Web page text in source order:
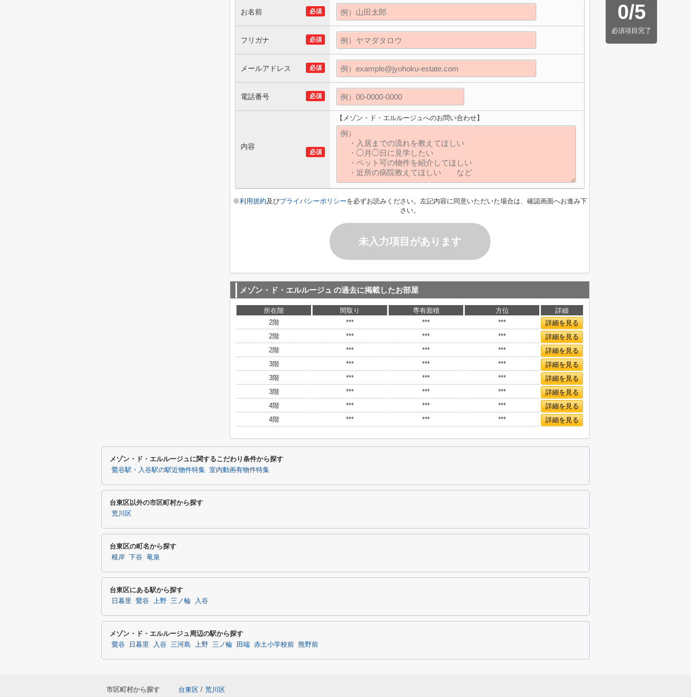
0/5
必須項目完了
必須
お名前
必須
フリガナ
必須
メールアドレス
必須
電話番号
必須
内容
【メゾン・ド・エルルージュへのお問い合わせ】
※利用規約及びプライバシーポリシーを必ずお読みください。左記内容に同意いただいた場合は、確認画面へお進み下
さい。
未入力項目があります
メゾン・ド・エルルージュ の過去に掲載したお部屋
所在階 間取り 専有面積 方位
詳細
2階
*** *** ***
詳細を見る
2階
*** *** ***
詳細を見る
2階
*** *** ***
詳細を見る
3階
*** *** ***
詳細を見る
3階
*** *** ***
詳細を見る
3階
*** *** ***
詳細を見る
4階
*** *** ***
詳細を見る
4階
*** *** *** 詳細を見る
メゾン・ド・エルルージュに関するこだわり条件から探す
鶯谷駅・入谷駅の駅近物件特集 室内動画有物件特集
台東区以外の市区町村から探す
荒川区
台東区の町名から探す
根岸 下谷 竜泉
台東区にある駅から探す
日暮里 鶯谷 上野 三ノ輪 入谷
メゾン・ド・エルルージュ周辺の駅から探す
鶯谷 日暮里 入谷 三河島 上野 三ノ輪 田端 赤土小学校前 熊野前
市区町村から探す 台東区 / 荒川区